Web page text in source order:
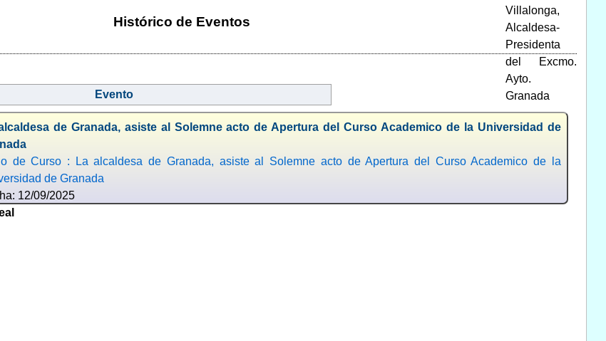
Histórico de Eventos
Evento
de Granada, asiste al Solemne acto de Apertura del Curso Academico de la Universidad de
de Curso : La alcaldesa de Granada, asiste al Solemne acto de Apertura del Curso Academico de la
de Granada
12/09/2025